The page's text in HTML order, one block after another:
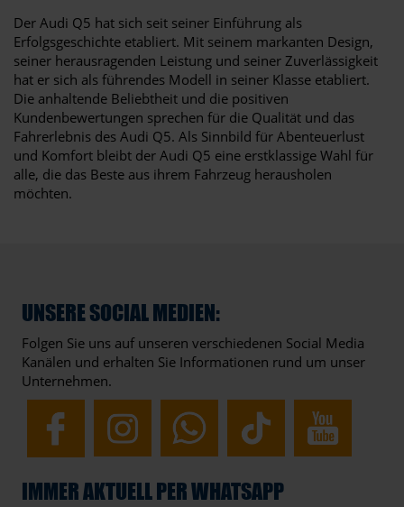
Der Audi Q5 hat sich seit seiner Einführung als
Erfolgsgeschichte etabliert. Mit seinem markanten Design,
seiner herausragenden Leistung und seiner Zuverlässigkeit
hat er sich als führendes Modell in seiner Klasse etabliert.
Die anhaltende Beliebtheit und die positiven
Kundenbewertungen sprechen für die Qualität und das
Fahrerlebnis des Audi Q5. Als Sinnbild für Abenteuerlust
und Komfort bleibt der Audi Q5 eine erstklassige Wahl für
alle, die das Beste aus ihrem Fahrzeug herausholen
möchten.
UNSERE SOCIAL MEDIEN:
Folgen Sie uns auf unseren verschiedenen Social Media
Kanälen und erhalten Sie Informationen rund um unser
Unternehmen.
IMMER AKTUELL PER WHATSAPP